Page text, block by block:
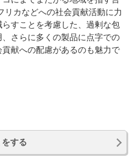
カなどへの社会貢献活動に力
すことを考慮した、過剰な包
さらに多くの製品に点字での
献への配慮があるのも魅力で
する